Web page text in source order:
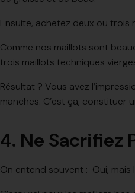
Ensuite, achetez deux ou trois
Comme nos maillots sont
trois maillots techniques
Résultat ? Vous avez
manches. C’est ça, constituer
4. Ne Sacrifiez
On entend souvent : Oui, mais